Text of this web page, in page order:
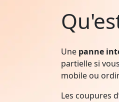
Une panne
partielle si
mobile ou
Les coupures